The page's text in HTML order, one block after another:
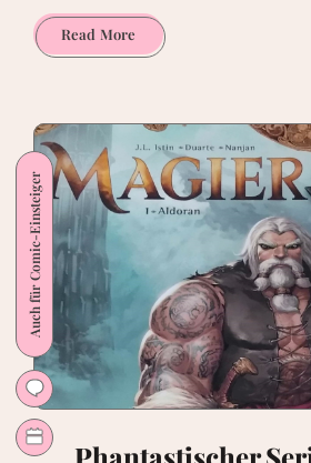
Read MoreZaroff
von
Miville-
Deschênes
Auch für Comic-Einsteiger